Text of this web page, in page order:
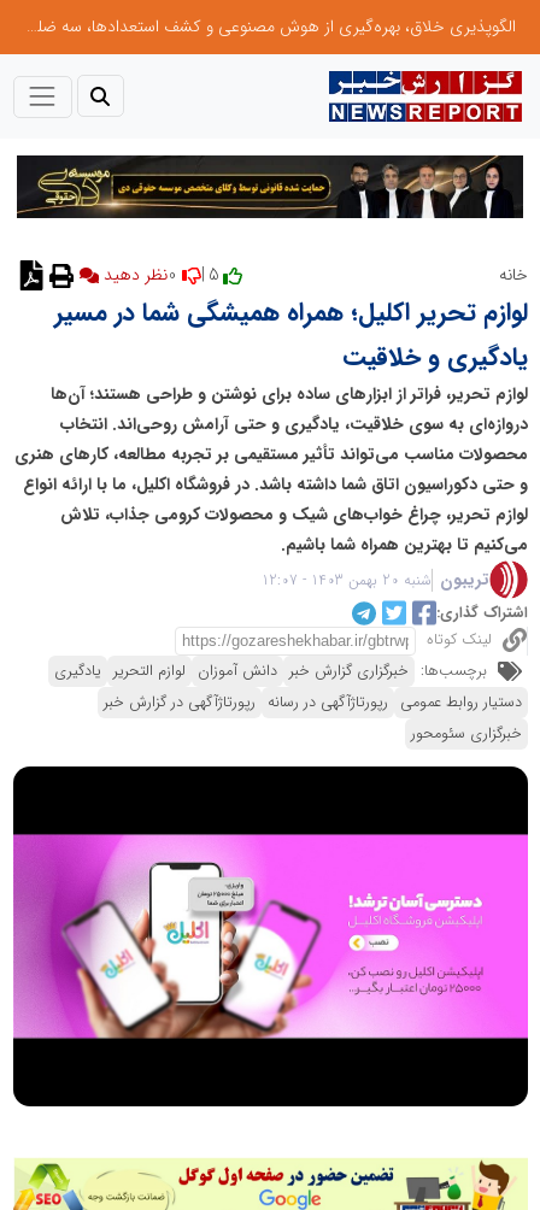
الگوپذیری خلاق، بهره‌گیری از هوش مصنوعی و کشف استعدادها، سه ضلع موفقیت جوانان کارآفرین
خانه 5 | نظر دهید
لوازم تحریر اکلیل؛ همراه همیشگی شما در مسیر
یادگیری و خلاقیت
لوازم تحریر، فراتر از ابزارهای ساده برای نوشتن و طراحی هستند؛ آن‌ها
دروازه‌ای به سوی خلاقیت، یادگیری و حتی آرامش روحی‌اند. انتخاب
محصولات مناسب می‌تواند تأثیر مستقیمی بر تجربه مطالعه، کارهای هنری
و حتی دکوراسیون اتاق شما داشته باشد. در فروشگاه اکلیل، ما با ارائه انواع
لوازم تحریر، چراغ خواب‌های شیک و محصولات کرومی جذاب، تلاش
می‌کنیم تا بهترین همراه شما باشیم.
تریبون شنبه 20 بهمن 1403 - 12:07
اشتراک گذاری:
لینک کوتاه
برچسب‌ها: خبرگزاری گزارش خبر دانش آموزان لوازم التحریر یادگیری
دستیار روابط عمومی رپورتاژآگهی در رسانه رپورتاژآگهی در گزارش خبر
خبرگزاری سئومحور